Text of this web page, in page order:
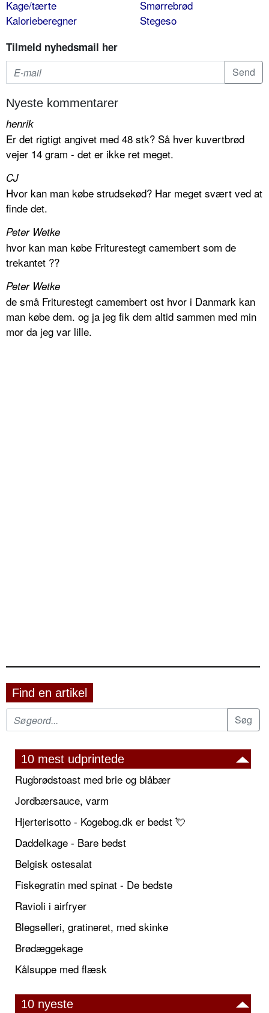
Kage/tærte
Kalorieberegner
Smørrebrød
Stegeso
Tilmeld nyhedsmail her
Nyeste kommentarer
henrik
Er det rigtigt angivet med 48 stk? Så hver kuvertbrød
vejer 14 gram - det er ikke ret meget.
CJ
Hvor kan man købe strudsekød? Har meget svært ved at
finde det.
Peter Wetke
hvor kan man købe Friturestegt camembert som de
trekantet ??
Peter Wetke
de små Friturestegt camembert ost hvor i Danmark kan
man købe dem. og ja jeg fik dem altid sammen med min
mor da jeg var lille.
Find en artikel
10 mest udprintede
Rugbrødstoast med brie og blåbær
Jordbærsauce, varm
Hjerterisotto - Kogebog.dk er bedst 💘
Daddelkage - Bare bedst
Belgisk ostesalat
Fiskegratin med spinat - De bedste
Ravioli i airfryer
Blegselleri, gratineret, med skinke
Brødæggekage
Kålsuppe med flæsk
10 nyeste